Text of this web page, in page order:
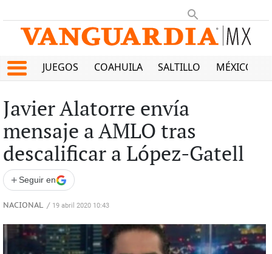
JUEGOS COAHUILA SALTILLO MÉXICO
Javier Alatorre envía
mensaje a AMLO tras
descalificar a López-Gatell
+ Seguir en
NACIONAL / 19 abril 2020 10:43